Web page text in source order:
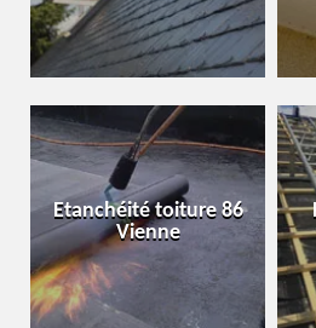
Etanchéité toiture 86
Vienne